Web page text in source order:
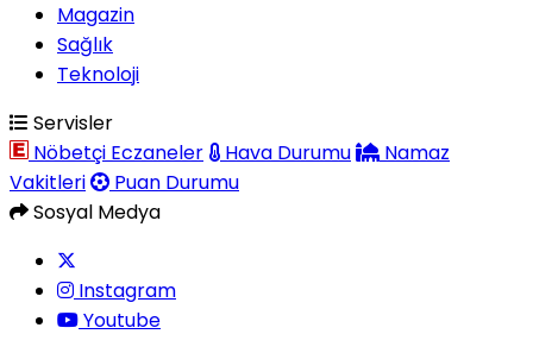
Magazin
Sağlık
Teknoloji
Servisler
Nöbetçi Eczaneler
Hava Durumu
Namaz
Vakitleri
Puan Durumu
Sosyal Medya
Instagram
Youtube